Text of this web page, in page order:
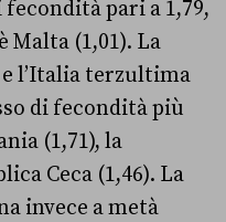
pari a 1,79,
Malta (1,01). La
e l’Italia terzultima
di fecondità più
(1,71), la
Ceca (1,46). La
invece a metà